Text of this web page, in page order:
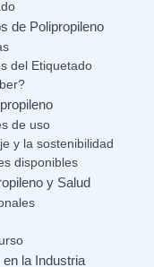
de Polipropileno
del Etiquetado
de uso
y ‌la sostenibilidad
disponibles
y Salud
en la Industria